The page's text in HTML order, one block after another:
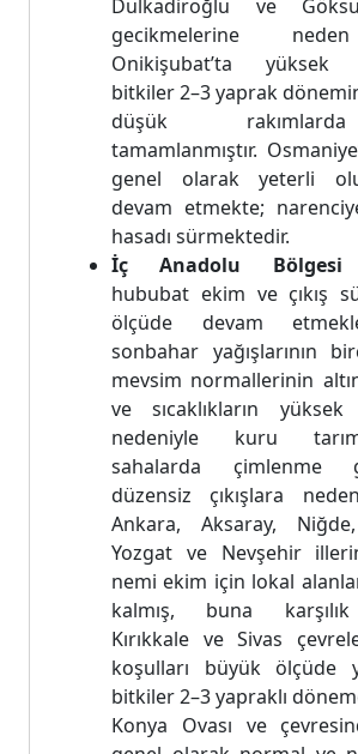
Dulkadiroğlu ve
gecikmelerine
Onikişubat’ta yüksek
bitkiler 2–3 yaprak
düşük
tamamlanmıştır.
genel olarak yeterli
devam etmekte;
hasadı sürmektedir.
İç Anadolu
hububat ekim ve çıkış
ölçüde devam
sonbahar yağışlarının
mevsim normallerinin
ve sıcaklıkların yüksek
nedeniyle kuru
sahalarda çimlenme
düzensiz çıkışlara
Ankara, Aksaray,
Yozgat ve Nevşehir
nemi ekim için lokal
kalmış, buna
Kırıkkale ve Sivas
koşulları büyük ölçüde
bitkiler 2–3 yapraklı
Konya Ovası ve